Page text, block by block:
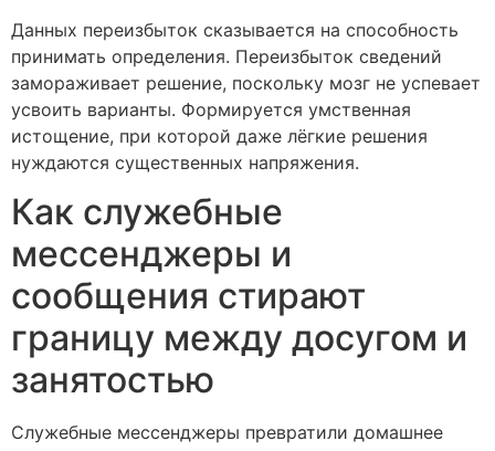
Данных переизбыток сказывается на способность
принимать определения. Переизбыток сведений
замораживает решение, поскольку мозг не успевает
усвоить варианты. Формируется умственная
истощение, при которой даже лёгкие решения
нуждаются существенных напряжения.
Как служебные
мессенджеры и
сообщения стирают
границу между досугом и
занятостью
Служебные мессенджеры превратили домашнее